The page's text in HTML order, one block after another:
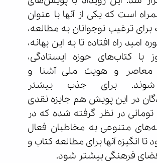
است که یکی از آنها با عنوان
برای ترغیب نوجوانان به مطالعه،
امید راه افتاده تا به این بهانه،
با کتاب‌های حوزه ایستادگی،
معاصر و هویت ملی آشنا و
برای جذب بیشتر
در این پویش هم جایزه نقدی
تومانی در نظر گرفته شده که در
متنوعی به مخاطبان فعال
انگیزه آنها برای مطالعه کتاب و
فرهنگی بیشتر شود.